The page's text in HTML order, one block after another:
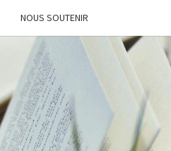
NOUS SOUTENIR